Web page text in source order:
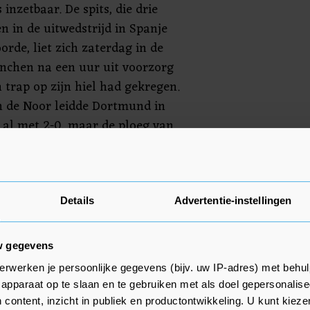
Details Advertentie-instellingen
gegevens
je persoonlijke gegevens (bijv. uw IP-adres) met
op te slaan en te gebruiken met als doel
content, inzicht in publiek en productontwikkeling. U kunt
inzetbaar. De spits, die drie
in de uitwedstrijd in Spanje
liet zich zaterdag in de
na een uur uit voorzorg
op zijn hiel had gekregen.
Noor leidde Dortmund in
met 2-0, maar de ploeg van
voor de Duitse kampioen.
naar Dortmund, onder wie de
de Jong en Karim Rekik.
verdediger Jules Koundé keren
Julen Lopetegui.